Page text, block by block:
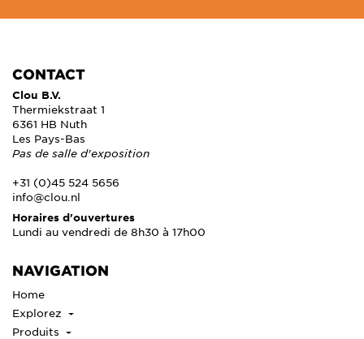
CONTACT
Clou B.V.
Thermiekstraat 1
6361 HB Nuth
Les Pays-Bas
Pas de salle d'exposition
+31 (0)45 524 5656
info@clou.nl
Horaires d'ouvertures
Lundi au vendredi de 8h30 à 17h00
NAVIGATION
Home
Explorez
Produits